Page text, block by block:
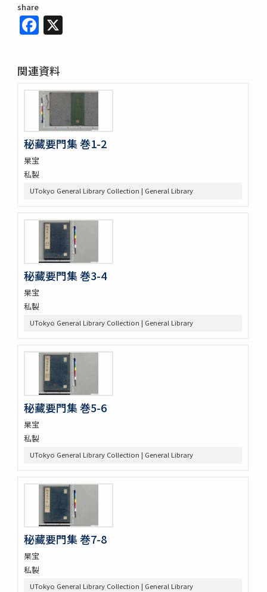
share
Facebook
関連資料
秘藏要門集 巻1-2
杲宝
私製
UTokyo General Library Collection | General Library
秘藏要門集 巻3-4
杲宝
私製
UTokyo General Library Collection | General Library
秘藏要門集 巻5-6
杲宝
私製
UTokyo General Library Collection | General Library
秘藏要門集 巻7-8
杲宝
私製
UTokyo General Library Collection | General Library